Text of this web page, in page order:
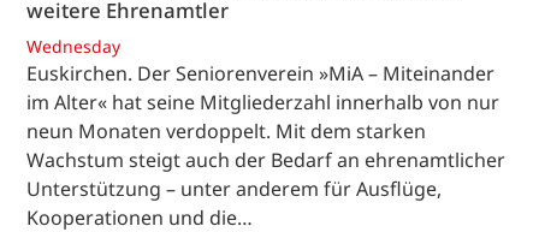
weitere Ehrenamtler
Wednesday
Euskirchen. Der Seniorenverein »MiA – Miteinander
im Alter« hat seine Mitgliederzahl innerhalb von nur
neun Monaten verdoppelt. Mit dem starken
Wachstum steigt auch der Bedarf an ehrenamtlicher
Unterstützung – unter anderem für Ausflüge,
Kooperationen und die…